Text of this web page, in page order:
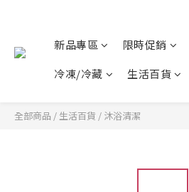
新品專區 限時促銷
冷凍/冷藏
生活百貨
全部商品 / 生活百貨 / 沐浴清潔